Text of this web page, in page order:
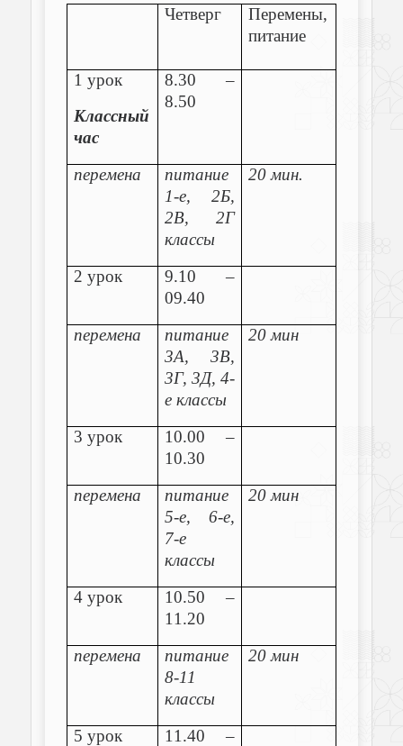
Четверг
Перемены,
питание
1 урок
Классный
час
8.30 –
8.50
перемена
питание
1-е, 2Б,
2В, 2Г
классы
20 мин.
2 урок
9.10 –
09.40
перемена
питание
3А, 3В,
3Г, 3Д, 4-
е классы
20 мин
3 урок
10.00 –
10.30
перемена
питание
5-е, 6-е,
7-е
классы
20 мин
4 урок
10.50 –
11.20
перемена
питание
8-11
классы
20 мин
5 урок
11.40 –